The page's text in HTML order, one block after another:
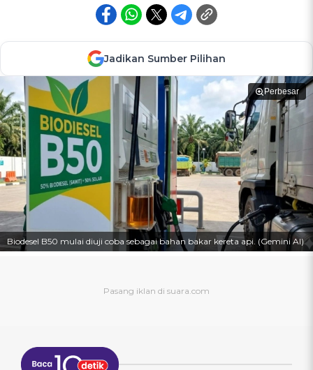
Jadikan Sumber Pilihan
Perbesar
Biodesel B50 mulai diuji coba sebagai bahan bakar kereta api. (Gemini AI)